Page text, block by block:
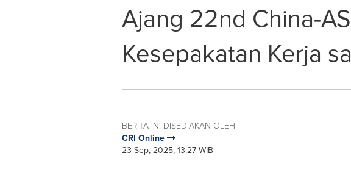
Ajang 22nd China-
Kesepakatan Kerja
BERITA INI DISEDIAKAN OLEH
CRI Online
23 Sep, 2025, 13:27 WIB